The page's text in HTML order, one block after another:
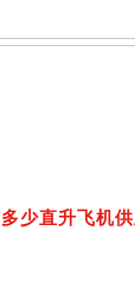
少直升飞机